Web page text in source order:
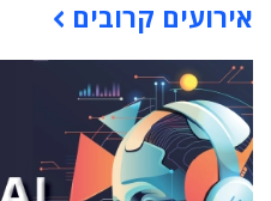
אירועים קרובים